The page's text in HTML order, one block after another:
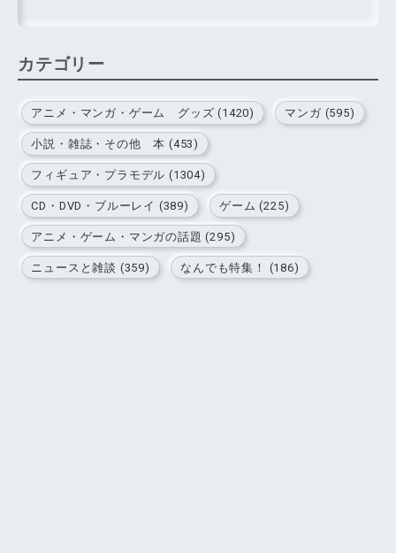
カテゴリー
アニメ・マンガ・ゲーム グッズ (1420) マンガ (595)
小説・雑誌・その他 本 (453)
フィギュア・プラモデル (1304)
CD・DVD・ブルーレイ (389) ゲーム (225)
アニメ・ゲーム・マンガの話題 (295)
ニュースと雑談 (359) なんでも特集！ (186)